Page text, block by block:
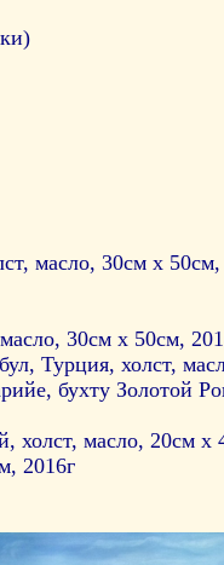
масло, 30см х 50см,
30см х 50см,
Турция, холст,
бухту Золотой
масло, 20см х
2016г